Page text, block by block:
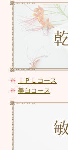
❈
ＩＰＬコース
❈ 美白コース